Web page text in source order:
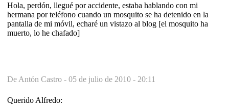
Hola, perdón, llegué por accidente, estaba hablando con mi
hermana por teléfono cuando un mosquito se ha detenido en la
pantalla de mi móvil, echaré un vistazo al blog [el mosquito ha
muerto, lo he chafado]
De Antón Castro - 05 de julio de 2010 - 20:11
Querido Alfredo: